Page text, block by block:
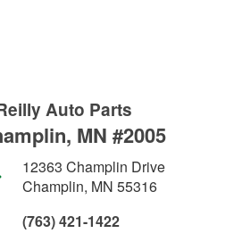
Auto Parts
MN #2005
12363 Champlin Drive
Champlin, MN 55316
(763) 421-1422